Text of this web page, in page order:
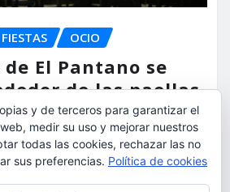
FIESTAS OCIO
El Pantano se
de las paellas
sus fiestas
Ago 9, 2026
y de terceros para garantizar el
medir su uso y mejorar nuestros
todas las cookies, rechazar las no
sus preferencias. Política de cookies